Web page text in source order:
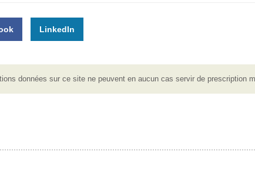
LinkedIn
données sur ce site ne peuvent en aucun cas servir de prescription